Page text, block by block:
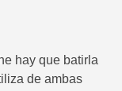
hay que batirla
de ambas